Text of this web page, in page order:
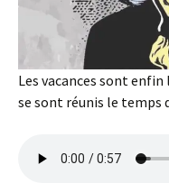
Les vacances sont enfin
se sont réunis le temps